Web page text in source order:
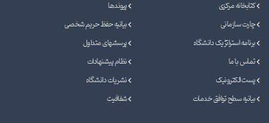
کتابخانه مرکزی
پیوندها
چارت سازمانی
بیانیه حفظ حریم شخصی
برنامه استراتژیک دانشگاه
پرسشهای متداول
تماس با ما
نظام پیشنهادات
پست الکترونیک
نشریات دانشگاه
بیانیه سطح توافق خدمات
شفافیت